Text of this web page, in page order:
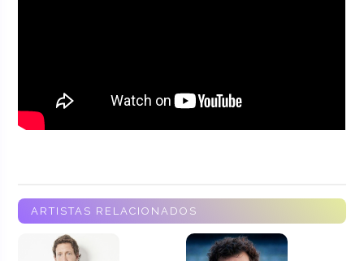
ARTISTAS RELACIONADOS